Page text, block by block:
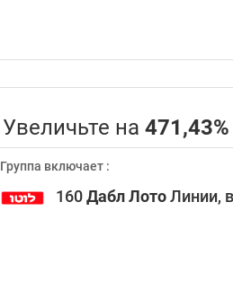
Увеличьте на 471,43%
Группа включает :
160Дабл ЛотоЛинии,